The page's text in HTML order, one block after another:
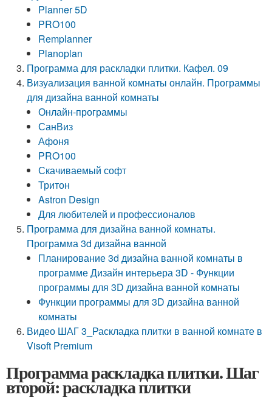
Planner 5D
PRO100
Remplanner
Planoplan
Программа для раскладки плитки. Кафел. 09
Визуализация ванной комнаты онлайн. Программы
для дизайна ванной комнаты
Онлайн-программы
СанВиз
Афоня
PRO100
Скачиваемый софт
Тритон
Astron Design
Для любителей и профессионалов
Программа для дизайна ванной комнаты.
Программа 3d дизайна ванной
Планирование 3d дизайна ванной комнаты в
программе Дизайн интерьера 3D - Функции
программы для 3D дизайна ванной комнаты
Функции программы для 3D дизайна ванной
комнаты
Видео ШАГ 3_Раскладка плитки в ванной комнате в
Visoft Premium
Программа раскладка плитки. Шаг
второй: раскладка плитки